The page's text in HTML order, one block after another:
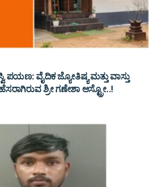
ವೈದಿಕ ಜ್ಯೋತಿಷ್ಯ ಮತ್ತು ವಾಸ್ತು
ಹೆಸರಾಗಿರುವ ಶ್ರೀ ಗಣೇಶಾ ಆಸ್ಟ್ರೋ..!